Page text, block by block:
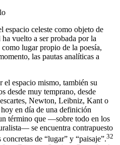
espacio celeste como objeto de
vuelto a ser probada por la
lugar propio de la poesía,
las pautas analíticas a
espacio mismo, también su
desde muy temprano, desde
Newton, Leibniz, Kant o
en día de una definición
término que —sobre todo en los
se encuentra contrapuesto
concretas de “lugar” y “paisaje”.32